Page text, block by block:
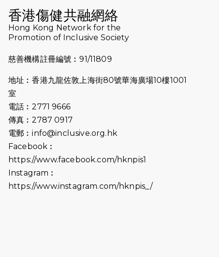
2025-08-07
諾德 x 猛龍慈善共融音樂夜2025
2025-07-23
諾德猛龍越野跑2025
及愛。匯聚商龍會支持！
2025-06-09
香港勞工及福利局局長蕭偉強先生，
2025-06-06
38張門票欣賞香港中樂團 X 陳百強 —
2025-03-31
猛龍慈善跑 2025公開報名名額已滿，
香港傷健共融網絡
Hong Kong Network for the
Promotion of Inclusive Society
慈善機構註冊編號︰91/11809
地址︰香港九龍佐敦上海街80號華海廣場10樓1001
室
電話︰2771 9666
傳真︰2787 0917
電郵︰info@inclusive.org.hk
Facebook︰
https://www.facebook.com/hknpis1
Instagram︰
https://www.instagram.com/hknpis_/